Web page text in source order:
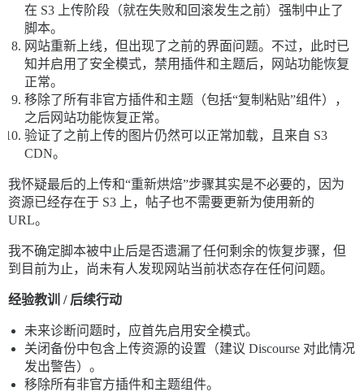
在 S3 上传阶段（就在失败和回滚发生之前）强制中止了
脚本。
网站重新上线，但出现了之前的界面问题。不过，此时已
知并启用了安全模式，禁用插件和主题后，网站功能恢复
正常。
移除了所有非官方插件和主题（包括“复制粘贴”组件），
之后网站功能恢复正常。
验证了之前上传的图片仍然可以正常加载，且来自 S3
CDN。
我怀疑最后的上传和“重新烘焙”步骤其实是不必要的，因为
资源已经存在于 S3 上，帖子也不需要更新为使用新的
URL。
我不确定脚本被中止后是否遗漏了任何剩余的恢复步骤，但
到目前为止，尚未有人发现网站当前状态存在任何问题。
经验教训 / 后续行动
未来诊断问题时，应首先启用安全模式。
关闭备份中包含上传资源的设置（建议 Discourse 对此情况
发出警告）。
移除所有非官方插件和主题组件。